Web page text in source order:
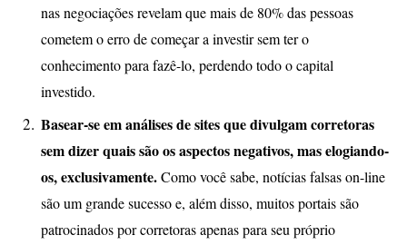
nas negociações revelam que mais de 80% das pessoas
cometem o erro de começar a investir sem ter o
conhecimento para fazê-lo, perdendo todo o capital
investido.
Basear-se em análises de sites que divulgam corretoras
sem dizer quais são os aspectos negativos, mas elogiando-
os, exclusivamente.Como você sabe, notícias falsas on-line
são um grande sucesso e, além disso, muitos portais são
patrocinados por corretoras apenas para seu próprio